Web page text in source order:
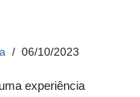
06/10/2023
experiência